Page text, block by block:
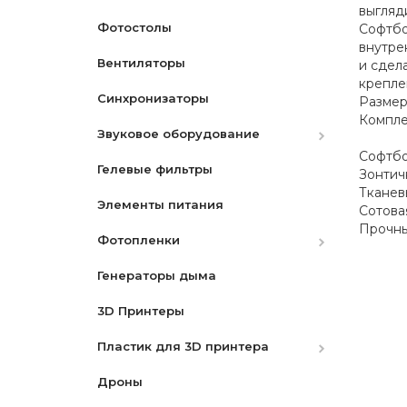
Аккумуляторы
Canon
Nikon
Зарядные устройства
Canon
Nikon
Sony
Ремни
Защитные экраны
Бленды
Разное
Видоискатели
Фотостолы
Вентиляторы
Синхронизаторы
Звуковое оборудование
Микрофоны
Микшеры и адаптеры
Рекордеры
Гелевые фильтры
Элементы питания
Фотопленки
Фотопленки Черно-Белые
Фотопленка цветная
Генераторы дыма
3D Принтеры
Пластик для 3D принтера
PLA
Дроны
и